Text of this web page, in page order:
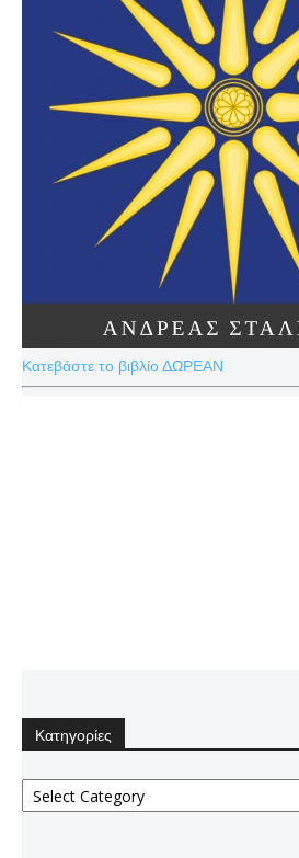
Κατεβάστε το βιβλίο ΔΩΡΕΑΝ
Κατηγορίες
Κατηγορίες